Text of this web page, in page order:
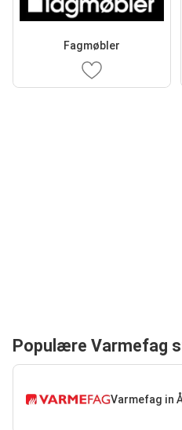
Fagmøbler
Populære Varmefag
Varmefag in